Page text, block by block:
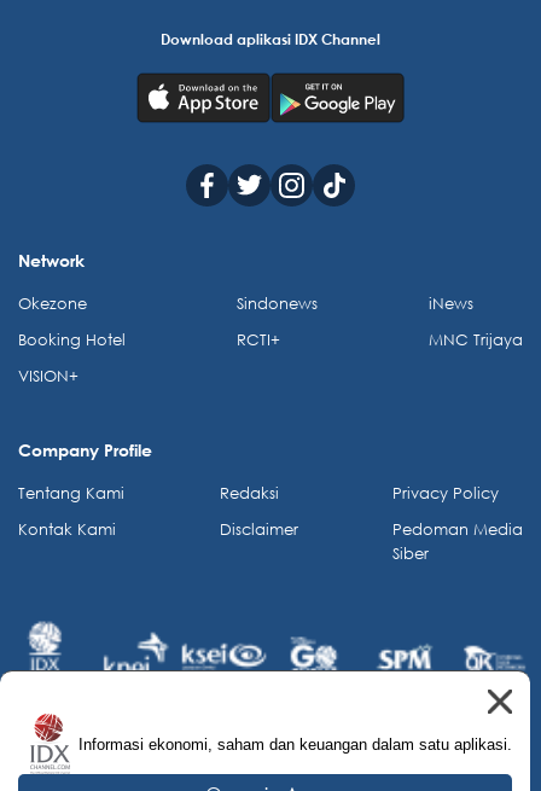
Informasi ekonomi, saham dan keuangan dalam satu aplikasi.
Download aplikasi IDX Channel
Network
Okezone
Booking Hotel
VISION+
Sindonews
RCTI+
iNews
MNC Trijaya
Company Profile
Tentang Kami
Kontak Kami
Redaksi
Disclaimer
Privacy Policy
Pedoman Media
Siber
© 2026 IDX Channel. All Rights Reserved.